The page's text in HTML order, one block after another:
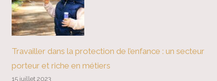
Travailler dans la protection de l’enfance : un secteur
porteur et riche en métiers
15 juillet 2023